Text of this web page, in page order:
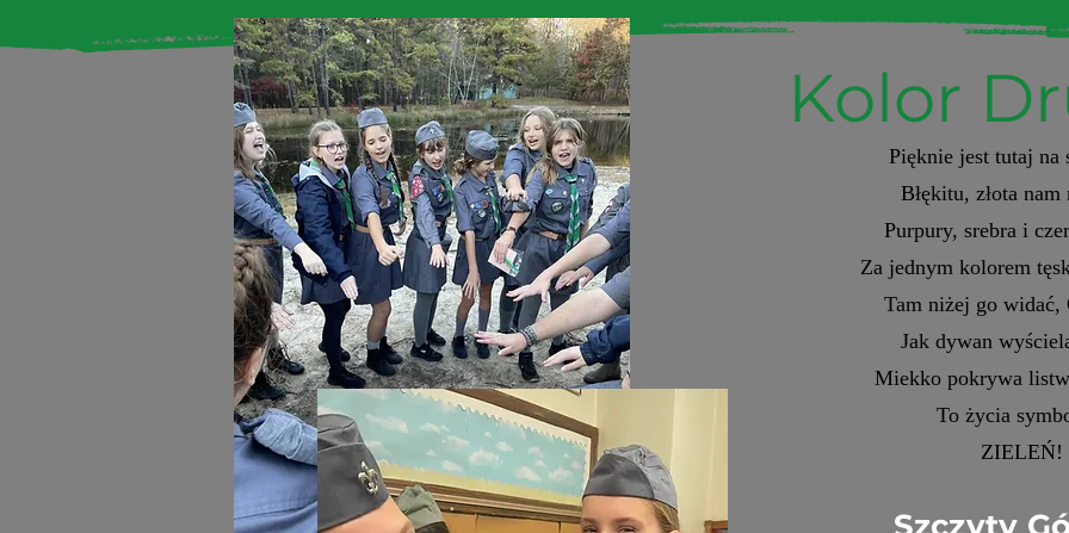
Kolor
Pięknie jest tutaj na
Błękitu, złota
Purpury, srebra i
Za jednym kolorem
Tam niżej go widać,
Jak dywan
Miekko pokrywa
To życia
ZIELEŃ!